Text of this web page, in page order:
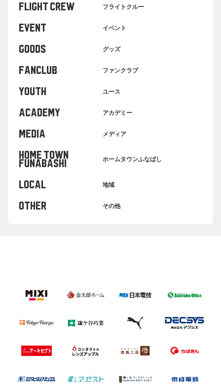
FLIGHT CREW フライトクルー
EVENT イベント
GOODS グッズ
FANCLUB ファンクラブ
YOUTH ユース
ACADEMY アカデミー
MEDIA メディア
HOME TOWN
FUNABASHI ホームタウンふなばし
LOCAL 地域
OTHER その他